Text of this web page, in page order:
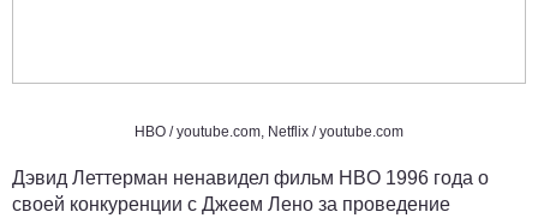
HBO /youtube.com, Netflix /youtube.com
Дэвид Леттерман ненавидел фильм HBO 1996 года о
своей конкуренции с Джеем Лено за проведение